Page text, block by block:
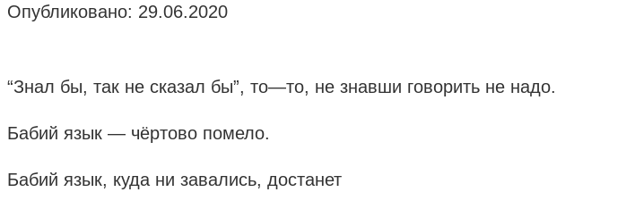
Опубликовано: 29.06.2020
“Знал бы, так не сказал бы”, то—то, не знавши говорить не надо.
Бабий язык — чёртово помело.
Бабий язык, куда ни завались, достанет